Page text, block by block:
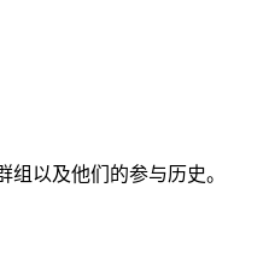
以及他们的参与历史。